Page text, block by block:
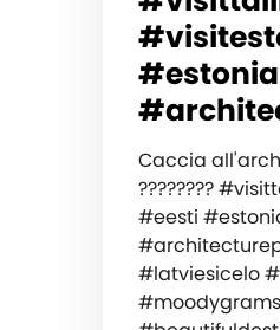
Caccia
????????
#eesti
#latviesicelo